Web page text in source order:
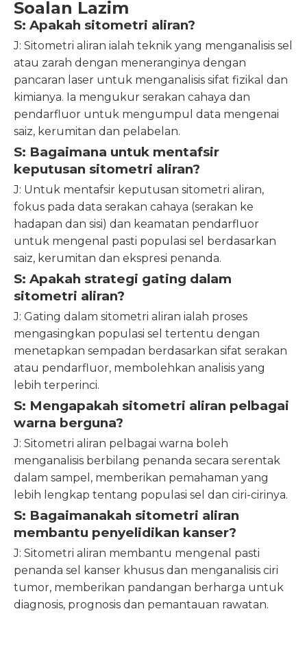
Soalan Lazim
S: Apakah sitometri aliran?
J: Sitometri aliran ialah teknik yang menganalisis sel
atau zarah dengan meneranginya dengan
pancaran laser untuk menganalisis sifat fizikal dan
kimianya. Ia mengukur serakan cahaya dan
pendarfluor untuk mengumpul data mengenai
saiz, kerumitan dan pelabelan.
S: Bagaimana untuk mentafsir
keputusan sitometri aliran?
J: Untuk mentafsir keputusan sitometri aliran,
fokus pada data serakan cahaya (serakan ke
hadapan dan sisi) dan keamatan pendarfluor
untuk mengenal pasti populasi sel berdasarkan
saiz, kerumitan dan ekspresi penanda.
S: Apakah strategi gating dalam
sitometri aliran?
J: Gating dalam sitometri aliran ialah proses
mengasingkan populasi sel tertentu dengan
menetapkan sempadan berdasarkan sifat serakan
atau pendarfluor, membolehkan analisis yang
lebih terperinci.
S: Mengapakah sitometri aliran pelbagai
warna berguna?
J: Sitometri aliran pelbagai warna boleh
menganalisis berbilang penanda secara serentak
dalam sampel, memberikan pemahaman yang
lebih lengkap tentang populasi sel dan ciri-cirinya.
S: Bagaimanakah sitometri aliran
membantu penyelidikan kanser?
J: Sitometri aliran membantu mengenal pasti
penanda sel kanser khusus dan menganalisis ciri
tumor, memberikan pandangan berharga untuk
diagnosis, prognosis dan pemantauan rawatan.